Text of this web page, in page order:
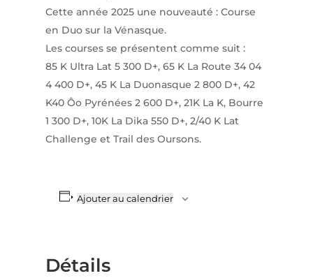
Cette année 2025 une nouveauté : Course
en Duo sur la Vénasque.
Les courses se présentent comme suit :
85 K Ultra Lat 5 300 D+, 65 K La Route 34 04
4 400 D+, 45 K La Duonasque 2 800 D+, 42
K40 Ôo Pyrénées 2 600 D+, 21K La K, Bourre
1 300 D+, 10K La Dika 550 D+, 2/40 K Lat
Challenge et Trail des Oursons.
Ajouter au calendrier
Détails